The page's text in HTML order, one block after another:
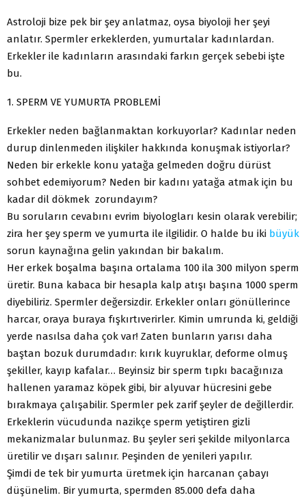
Astroloji bize pek bir şey anlatmaz, oysa biyoloji her şeyi
anlatır. Spermler erkeklerden, yumurtalar kadınlardan.
Erkekler ile kadınların arasındaki farkın gerçek sebebi işte
bu.
1. SPERM VE YUMURTA PROBLEMİ
Erkekler neden bağlanmaktan korkuyorlar? Kadınlar neden
durup dinlenmeden ilişkiler hakkında konuşmak istiyorlar?
Neden bir erkekle konu yatağa gelmeden doğru dürüst
sohbet edemiyorum? Neden bir kadını yatağa atmak için bu
kadar dil dökmek zorundayım?
Bu soruların cevabını evrim biyologları kesin olarak verebilir;
zira her şey sperm ve yumurta ile ilgilidir. O halde bu iki büyük
sorun kaynağına gelin yakından bir bakalım.
Her erkek boşalma başına ortalama 100 ila 300 milyon sperm
üretir. Buna kabaca bir hesapla kalp atışı başına 1000 sperm
diyebiliriz. Spermler değersizdir. Erkekler onları gönüllerince
harcar, oraya buraya fışkırtıverirler. Kimin umrunda ki, geldiği
yerde nasılsa daha çok var! Zaten bunların yarısı daha
baştan bozuk durumdadır: kırık kuyruklar, deforme olmuş
şekiller, kayıp kafalar… Beyinsiz bir sperm tıpkı bacağınıza
hallenen yaramaz köpek gibi, bir alyuvar hücresini gebe
bırakmaya çalışabilir. Spermler pek zarif şeyler de değillerdir.
Erkeklerin vücudunda nazikçe sperm yetiştiren gizli
mekanizmalar bulunmaz. Bu şeyler seri şekilde milyonlarca
üretilir ve dışarı salınır. Peşinden de yenileri yapılır.
Şimdi de tek bir yumurta üretmek için harcanan çabayı
düşünelim. Bir yumurta, spermden 85.000 defa daha